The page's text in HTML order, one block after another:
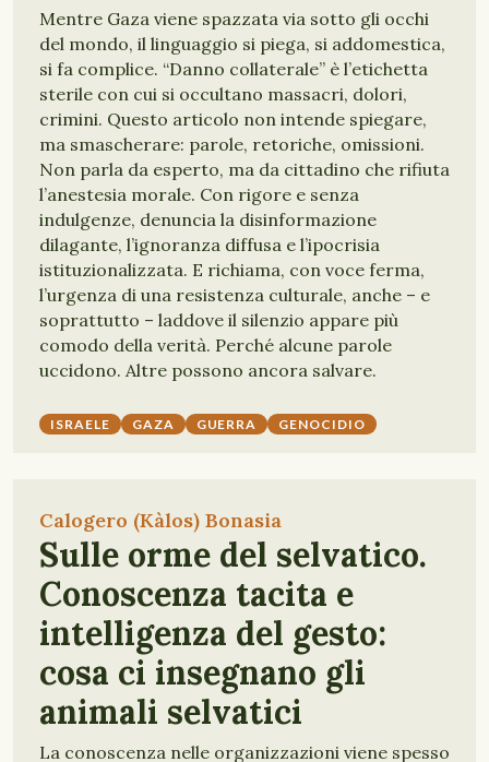
Mentre Gaza viene spazzata via sotto gli occhi
del mondo, il linguaggio si piega, si addomestica,
si fa complice. “Danno collaterale” è l’etichetta
sterile con cui si occultano massacri, dolori,
crimini. Questo articolo non intende spiegare,
ma smascherare: parole, retoriche, omissioni.
Non parla da esperto, ma da cittadino che rifiuta
l’anestesia morale. Con rigore e senza
indulgenze, denuncia la disinformazione
dilagante, l’ignoranza diffusa e l’ipocrisia
istituzionalizzata. E richiama, con voce ferma,
l’urgenza di una resistenza culturale, anche – e
soprattutto – laddove il silenzio appare più
comodo della verità. Perché alcune parole
uccidono. Altre possono ancora salvare.
ISRAELE GAZA GUERRA GENOCIDIO
Calogero (Kàlos) Bonasia
Sulle orme del selvatico.
Conoscenza tacita e
intelligenza del gesto:
cosa ci insegnano gli
animali selvatici
La conoscenza nelle organizzazioni viene spesso